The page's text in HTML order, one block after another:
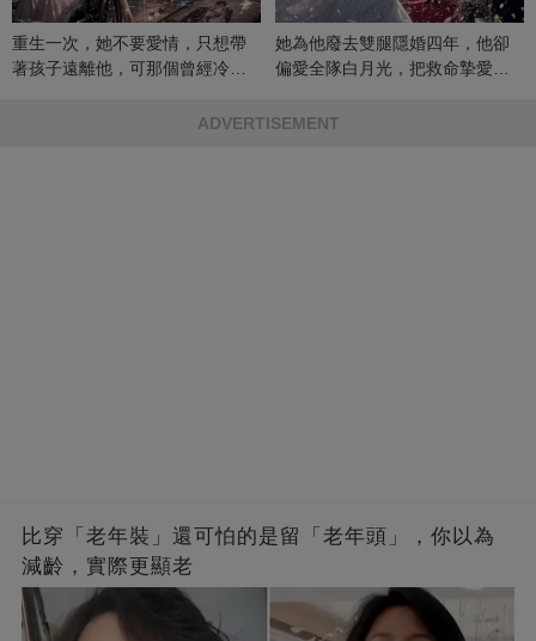
重生一次，她不要愛情，只想帶
著孩子遠離他，可那個曾經冷漠
她為他廢去雙腿隱婚四年，他卻
偏愛全隊白月光，把救命摯愛當
ADVERTISEMENT
比穿「老年裝」還可怕的是留「老年頭」，你以為
減齡，實際更顯老